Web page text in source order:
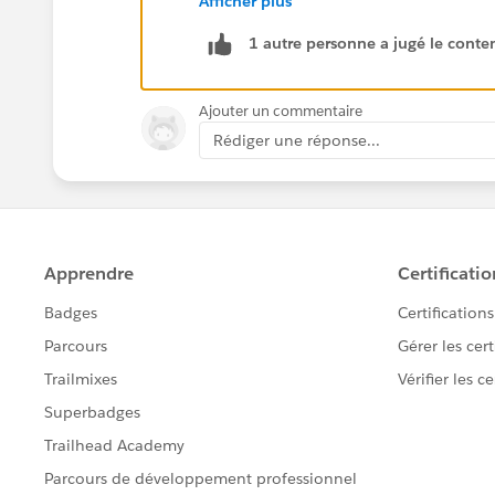
and advice from users who may have
https://success.salesforce.com/_ui/
g=0F9300000001oio
Thanks!
1 autre personne a jugé le
Ajouter un commentaire
Rédiger une réponse...